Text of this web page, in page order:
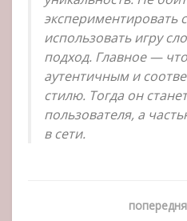
экспериментировать
использовать игру
подход. Главное —
аутентичным и
стилю. Тогда он
пользователя, а
в сети.